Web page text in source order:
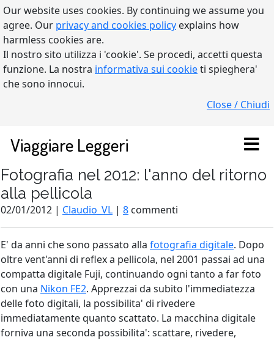
Our website uses cookies. By continuing we assume you
agree. Our privacy and cookies policy explains how
harmless cookies are.
Il nostro sito utilizza i 'cookie'. Se procedi, accetti questa
funzione. La nostra informativa sui cookieti spieghera'
che sono innocui.
Close / Chiudi
Viaggiare Leggeri
Fotografia nel 2012: l'anno del ritorno
alla pellicola
02/01/2012 | Claudio_VL | 8 commenti
E' da anni che sono passato alla fotografia digitale. Dopo
oltre vent'anni di reflex a pellicola, nel 2001 passai ad una
compatta digitale Fuji, continuando ogni tanto a far foto
con una Nikon FE2. Apprezzai da subito l'immediatezza
delle foto digitali, la possibilita' di rivedere
immediatamente quanto scattato. La macchina digitale
forniva una seconda possibilita': scattare, rivedere,